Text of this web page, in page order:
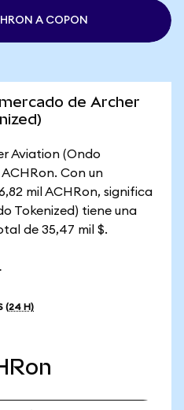
A COPON
de Archer
Aviation (Ondo
Con un
mil ACHRon, significa
Tokenized) tiene una
de 35,47 mil $.
(24 H)